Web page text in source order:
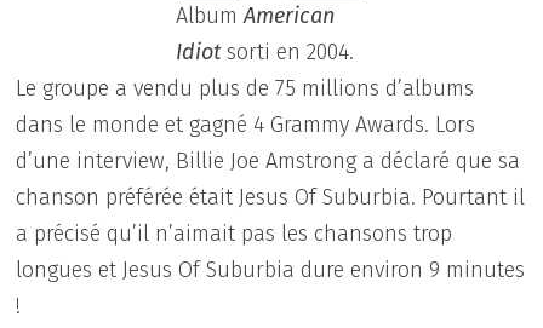
AlbumAmerican
Idiotsorti en 2004.
Le groupe a vendu plus de 75 millions d’albums
dans le monde et gagné 4 Grammy Awards. Lors
d’une interview, Billie Joe Amstrong a déclaré que sa
chanson préférée était Jesus Of Suburbia. Pourtant il
a précisé qu’il n’aimait pas les chansons trop
longues et Jesus Of Suburbia dure environ 9 minutes
!